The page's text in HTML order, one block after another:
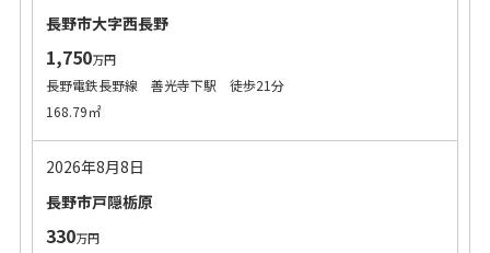
長野市大字西長野
1,750万円
長野電鉄長野線 善光寺下駅 徒歩21分
168.79㎡
2026年8月8日
長野市戸隠栃原
330万円